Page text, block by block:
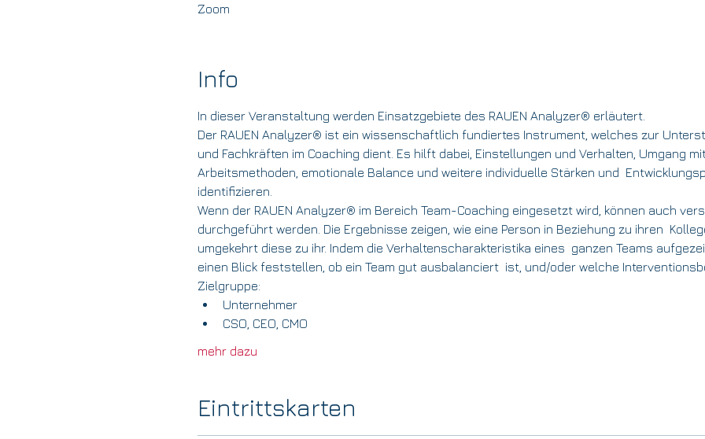
Zoom
Info
In dieser Veranstaltung werden Einsatzgebiete des RAUEN Analyzer® erläutert.
Der RAUEN Analyzer® ist ein wissenschaftlich fundiertes Instrument, welches zur
und Fachkräften im Coaching dient. Es hilft dabei, Einstellungen und Verhalten, Umgang
Arbeitsmethoden, emotionale Balance und weitere individuelle Stärken und
identifizieren.
Wenn der RAUEN Analyzer® im Bereich Team-Coaching eingesetzt wird, können auch
durchgeführt werden. Die Ergebnisse zeigen, wie eine Person in Beziehung zu ihren
umgekehrt diese zu ihr. Indem die Verhaltenscharakteristika eines  ganzen Teams
einen Blick feststellen, ob ein Team gut ausbalanciert  ist, und/oder welche
Zielgruppe:
Unternehmer
CSO, CEO, CMO
mehr dazu
Eintrittskarten